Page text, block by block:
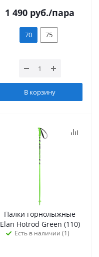
1 490 руб./пара
70 75
В корзину
Палки горнолыжные
Elan Hotrod Green (110)
Есть в наличии (1)